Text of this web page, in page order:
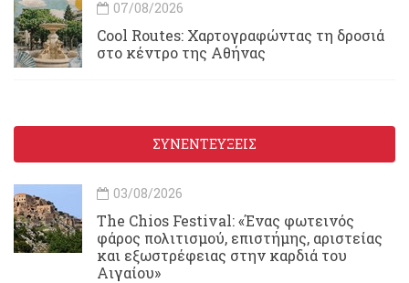
07/08/2026
Cool Routes: Χαρτογραφώντας τη δροσιά
στο κέντρο της Αθήνας
ΣΥΝΕΝΤΕΥΞΕΙΣ
03/08/2026
Τhe Chios Festival: «Ένας φωτεινός
φάρος πολιτισμού, επιστήμης, αριστείας
και εξωστρέφειας στην καρδιά του
Αιγαίου»